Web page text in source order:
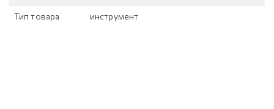
Тип товара инструмент